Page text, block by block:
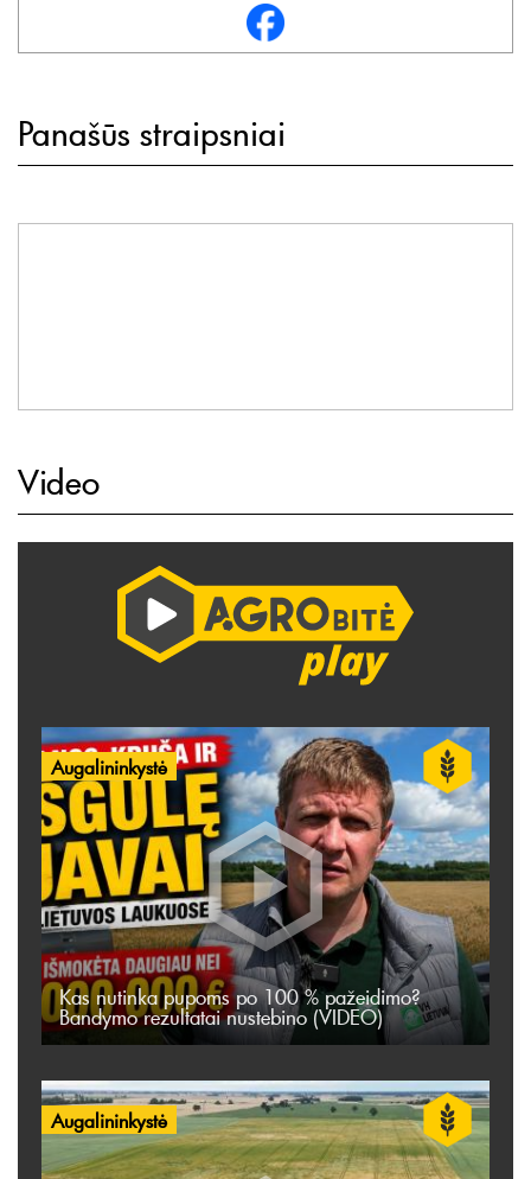
Panašūs straipsniai
Video
Augalininkystė
Kas nutinka pupoms po 100 % pažeidimo?
Bandymo rezultatai nustebino (VIDEO)
Augalininkystė